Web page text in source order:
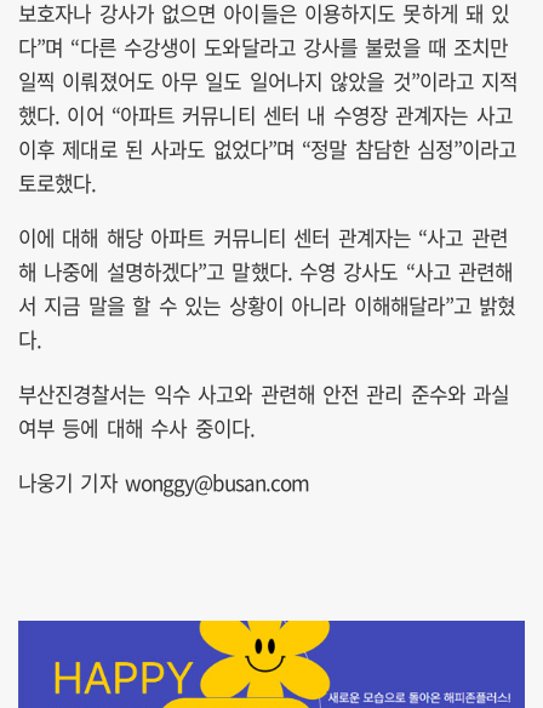
보호자나 강사가 없으면 아이들은 이용하지도 못하게 돼 있
다”며 “다른 수강생이 도와달라고 강사를 불렀을 때 조치만
일찍 이뤄졌어도 아무 일도 일어나지 않았을 것”이라고 지적
했다. 이어 “아파트 커뮤니티 센터 내 수영장 관계자는 사고
이후 제대로 된 사과도 없었다”며 “정말 참담한 심정”이라고
토로했다.
이에 대해 해당 아파트 커뮤니티 센터 관계자는 “사고 관련
해 나중에 설명하겠다”고 말했다. 수영 강사도 “사고 관련해
서 지금 말을 할 수 있는 상황이 아니라 이해해달라”고 밝혔
다.
부산진경찰서는 익수 사고와 관련해 안전 관리 준수와 과실
여부 등에 대해 수사 중이다.
나웅기 기자 wonggy@busan.com